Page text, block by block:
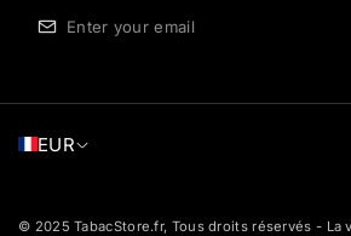
EUR
© 2025 TabacStore.fr, Tous droits réservés - La